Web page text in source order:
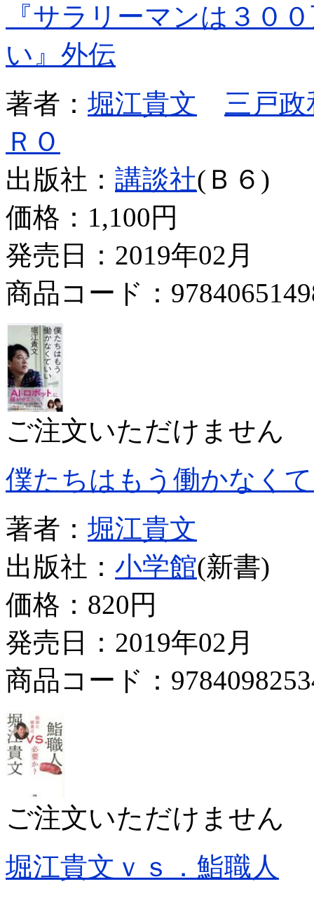
『サラリーマンは３０
い』外伝
著者： 堀江貴文
三戸政
ＲＯ
出版社： 講談社(Ｂ６)
価格： 1,100円
発売日：2019年02月
商品コード：
ご注文いただけません
僕たちはもう働かなく
著者： 堀江貴文
出版社： 小学館(新書)
価格： 820円
発売日：2019年02月
商品コード：
ご注文いただけません
堀江貴文ｖｓ．鮨職人